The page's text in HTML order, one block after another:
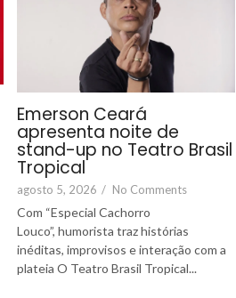
Emerson Ceará
apresenta noite de
stand-up no Teatro Brasil
Tropical
agosto 5, 2026 / No Comments
Com “Especial Cachorro
Louco”, humorista traz histórias
inéditas, improvisos e interação com a
plateia O Teatro Brasil Tropical...